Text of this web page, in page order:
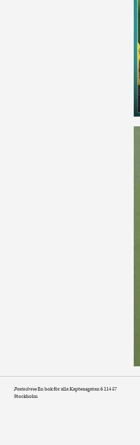
PostadressEn bok för alla Kaptensgatan 6 114 57
Stockholm